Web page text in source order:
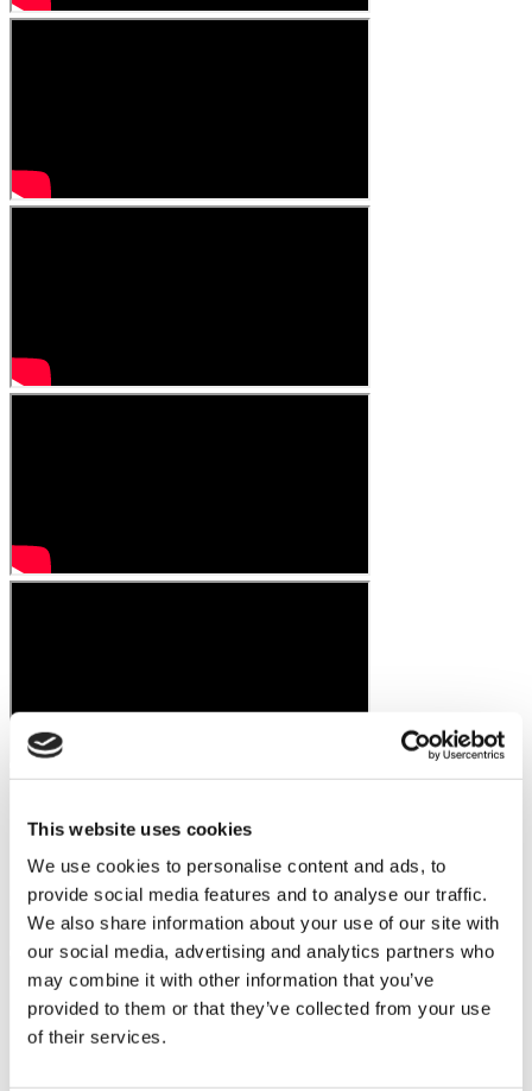
This website uses cookies
We use cookies to personalise content and ads, to
provide social media features and to analyse our traffic.
We also share information about your use of our site with
our social media, advertising and analytics partners who
may combine it with other information that you’ve
provided to them or that they’ve collected from your use
of their services.